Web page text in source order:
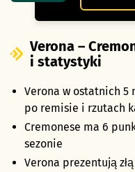
Verona –
i statystyki
Verona w ostatnich 5
po remisie i rzutach
Cremonese ma 6
sezonie
Verona prezentują